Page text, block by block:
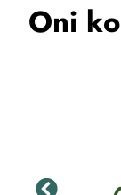
Oni